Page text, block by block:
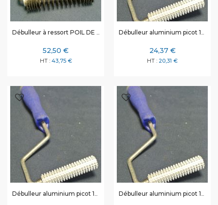
Débulleur à ressort POIL DE SANGLIER 38 x 115 mm
52,50 €
43,75 €
Débulleur aluminium picot 19 x 150 mm
24,37 €
20,31 €
Débulleur aluminium picot 19 x 230 mm Débulleur aluminium picot 19 x 75 mm